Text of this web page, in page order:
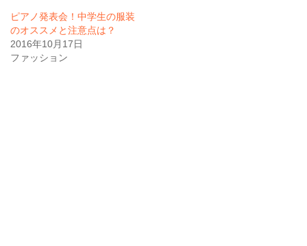
ピアノ発表会！中学生の服装
のオススメと注意点は？
2016年10月17日
ファッション